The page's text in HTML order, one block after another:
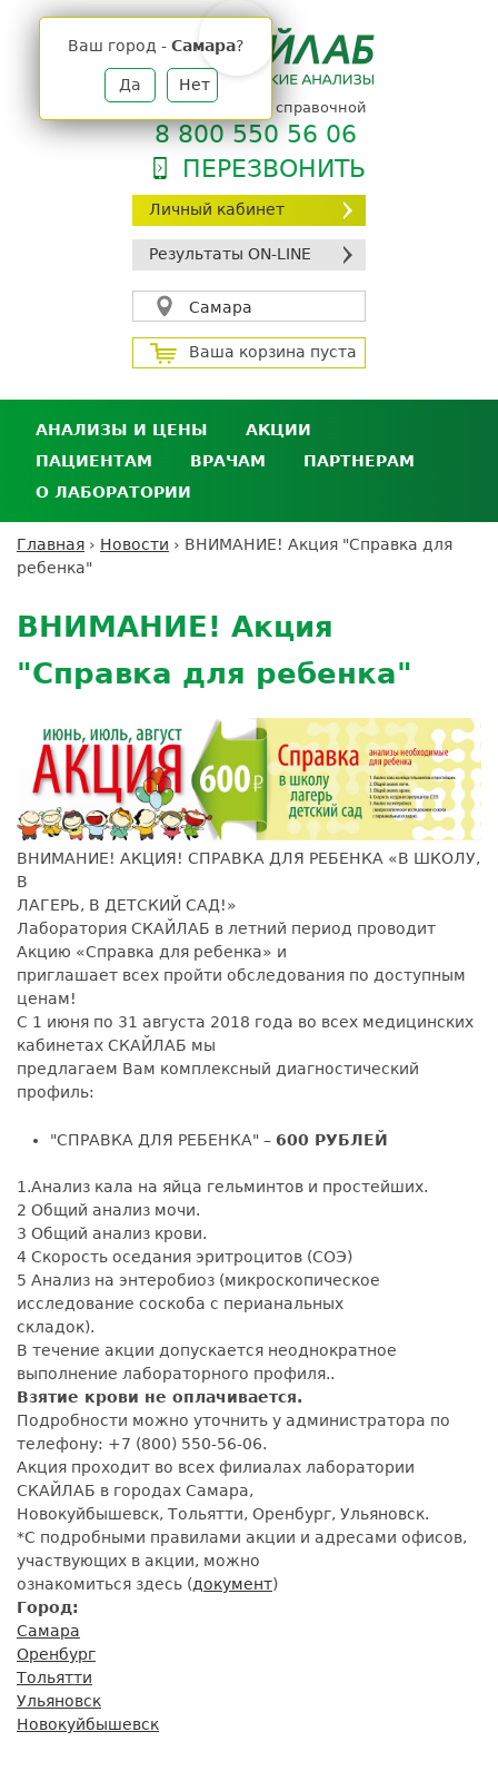
Личный кабинет
Результаты ON-LINE
Самара
Ваш город - Самара?
Да Нет
Ваша корзина пуста
телефон единой справочной
8 800 550 56 06
ПЕРЕЗВОНИТЬ
АНАЛИЗЫ И ЦЕНЫ
Анализы и цены
Где сдать анализы
Выезд на дом
Подготовка к анализам
Расшифровка анализов
АКЦИИ
ПАЦИЕНТАМ
Личный кабинет пациента
Дисконтная программа
ДМС
Усиление профилактических мер для
безопасности пациентов
ВРАЧАМ
Сотрудничество
ПАРТНЕРАМ
кабинет
партнёра
Экскурсия в
О ЛАБОРАТОРИИ
Контроль качества
Документы
Вы
Главная › Новости › ВНИМАНИЕ! Акция "Справка для
ребенка"
to
top
ВНИМАНИЕ! Акция
"Справка для ребенка"
ВНИМАНИЕ! АКЦИЯ! СПРАВКА ДЛЯ РЕБЕНКА «В ШКОЛУ,
В
ЛАГЕРЬ, В ДЕТСКИЙ САД!»
Лаборатория СКАЙЛАБ в летний период проводит
Акцию «Справка для ребенка» и
приглашает всех пройти обследования по доступным
ценам!
С 1 июня по 31 августа 2018 года во всех медицинских
кабинетах СКАЙЛАБ мы
предлагаем Вам комплексный диагностический
профиль:
"СПРАВКА ДЛЯ РЕБЕНКА" – 600 РУБЛЕЙ
1.Анализ кала на яйца гельминтов и простейших.
2 Общий анализ мочи.
3 Общий анализ крови.
4 Скорость оседания эритроцитов (СОЭ)
5 Анализ на энтеробиоз (микроскопическое
исследование соскоба с перианальных
складок).
В течение акции допускается неоднократное
выполнение лабораторного профиля..
Взятие крови не оплачивается.
Подробности можно уточнить у администратора по
телефону: +7 (800) 550-56-06.
Акция проходит во всех филиалах лаборатории
СКАЙЛАБ в городах Самара,
Новокуйбышевск, Тольятти, Оренбург, Ульяновск.
*С подробными правилами акции и адресами офисов,
участвующих в акции, можно
ознакомиться здесь (документ)
Город:
Самара
Оренбург
Тольятти
Ульяновск
Новокуйбышевск